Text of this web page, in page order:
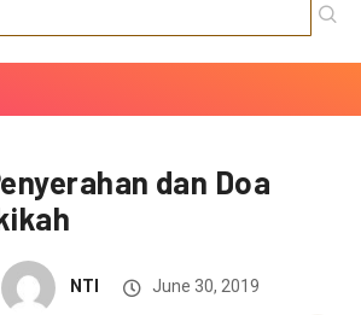
dan Doa
NTI June 30, 2019